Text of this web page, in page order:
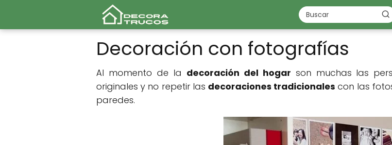
Decoración con fotografías
Al momento de la decoración del hogar son muchas las
originales y no repetir las decoraciones tradicionales con las
paredes.